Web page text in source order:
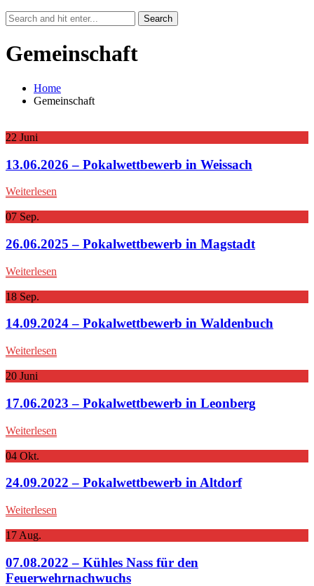
Gemeinschaft
Home
Gemeinschaft
22 Juni
13.06.2026 – Pokalwettbewerb in Weissach
Weiterlesen
07 Sep.
26.06.2025 – Pokalwettbewerb in Magstadt
Weiterlesen
18 Sep.
14.09.2024 – Pokalwettbewerb in Waldenbuch
Weiterlesen
20 Juni
17.06.2023 – Pokalwettbewerb in Leonberg
Weiterlesen
04 Okt.
24.09.2022 – Pokalwettbewerb in Altdorf
Weiterlesen
17 Aug.
07.08.2022 – Kühles Nass für den
Feuerwehrnachwuchs